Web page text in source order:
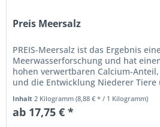
Preis Meersalz
PREIS-Meersalz ist das Ergebnis
Meerwasserforschung und hat
hohen verwertbaren Calcium-
und die Entwicklung Niederer
Inhalt2 Kilogramm(8,88 € * / 1 Kilogramm)
ab 17,75 € *